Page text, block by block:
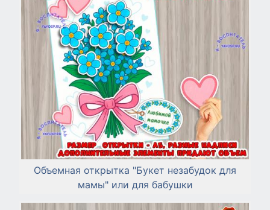
Объемная открытка "Букет незабудок для
мамы" или для бабушки